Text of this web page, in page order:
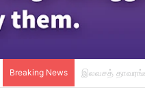
Breaking News பெர்சாத்து